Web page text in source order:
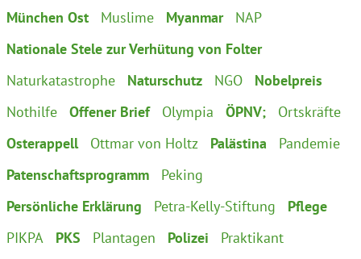
München Ost
Muslime Myanmar
NAP
Nationale Stele zur Verhütung von Folter
Naturkatastrophe
Naturschutz NGO
Nobelpreis
Nothilfe
Offener Brief Olympia ÖPNV;
Ortskräfte
Osterappell
Ottmar von Holtz Palästina
Pandemie
Patenschaftsprogramm
Peking
Persönliche Erklärung
Petra-Kelly-Stiftung
Pflege
PIKPA
PKS Plantagen Polizei
Praktikant